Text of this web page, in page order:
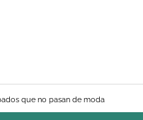
que no pasan de moda